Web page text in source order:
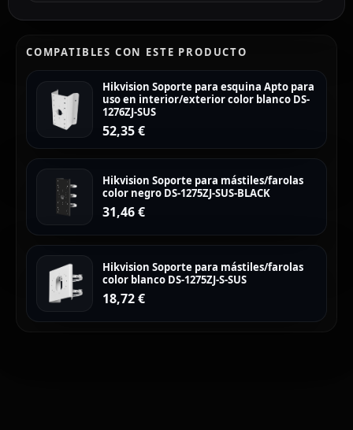
COMPATIBLES CON ESTE PRODUCTO
Hikvision Soporte para esquina Apto para
uso en interior/exterior color blanco DS-
1276ZJ-SUS
52,35€
Hikvision Soporte para mástiles/farolas
color negro DS-1275ZJ-SUS-BLACK
31,46€
Hikvision Soporte para mástiles/farolas
color blanco DS-1275ZJ-S-SUS
18,72€